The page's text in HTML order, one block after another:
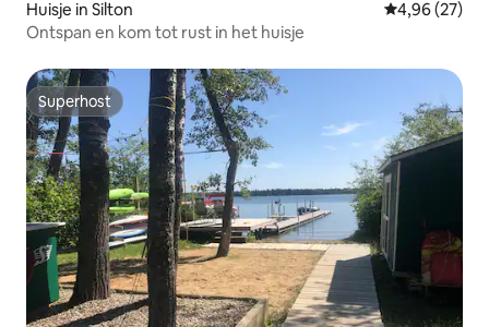
Huisje in Silton Gemiddelde
4,96 (27)
Ontspan en kom tot rust in het huisje
Superhost
Superhost